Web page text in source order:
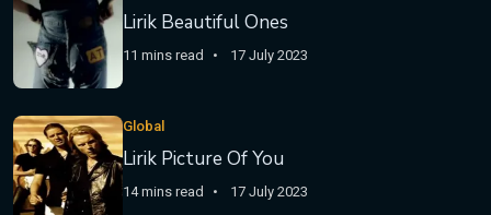
Lirik Beautiful Ones
11 mins read 17 July 2023
Global
Lirik Picture Of You
14 mins read 17 July 2023